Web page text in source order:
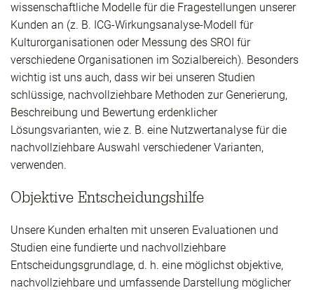
wissenschaftliche Modelle für die Fragestellungen unserer
Kunden an (z. B. ICG-Wirkungsanalyse-Modell für
Kulturorganisationen oder Messung des SROI für
verschiedene Organisationen im Sozialbereich). Besonders
wichtig ist uns auch, dass wir bei unseren Studien
schlüssige, nachvollziehbare Methoden zur Generierung,
Beschreibung und Bewertung erdenklicher
Lösungsvarianten, wie z. B. eine Nutzwertanalyse für die
nachvollziehbare Auswahl verschiedener Varianten,
verwenden.
Objektive Entscheidungshilfe
Unsere Kunden erhalten mit unseren Evaluationen und
Studien eine fundierte und nachvollziehbare
Entscheidungsgrundlage, d. h. eine möglichst objektive,
nachvollziehbare und umfassende Darstellung möglicher